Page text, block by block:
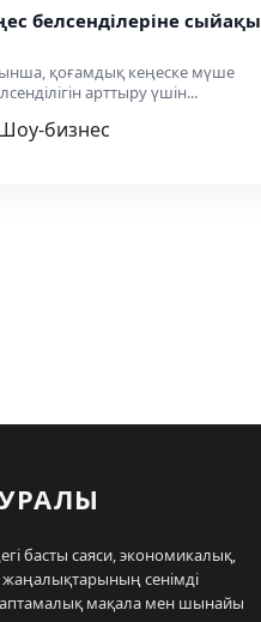
белсенділеріне сыйақы
қоғамдық кеңеске мүше
арттыру үшін...
бизнес
басты саяси, экономикалық,
сенімді
мақала мен шынайы